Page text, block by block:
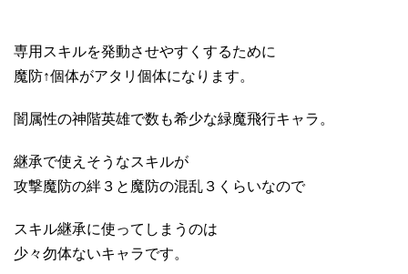
専用スキルを発動させやすくするために
魔防↑個体がアタリ個体になります。
闇属性の神階英雄で数も希少な緑魔飛行キャラ。
継承で使えそうなスキルが
攻撃魔防の絆３と魔防の混乱３くらいなので
スキル継承に使ってしまうのは
少々勿体ないキャラです。